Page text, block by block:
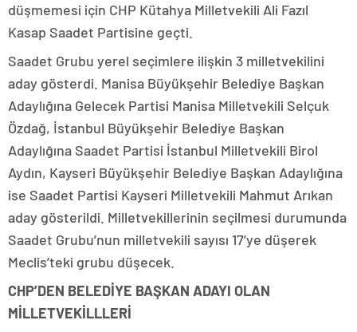
düşmemesi için CHP Kütahya Milletvekili Ali Fazıl
Kasap Saadet Partisine geçti.
Saadet Grubu yerel seçimlere ilişkin 3 milletvekilini
aday gösterdi. Manisa Büyükşehir Belediye Başkan
Adaylığına Gelecek Partisi Manisa Milletvekili Selçuk
Özdağ, İstanbul Büyükşehir Belediye Başkan
Adaylığına Saadet Partisi İstanbul Milletvekili Birol
Aydın, Kayseri Büyükşehir Belediye Başkan Adaylığına
ise Saadet Partisi Kayseri Milletvekili Mahmut Arıkan
aday gösterildi. Milletvekillerinin seçilmesi durumunda
Saadet Grubu’nun milletvekili sayısı 17’ye düşerek
Meclis’teki grubu düşecek.
CHP’DEN BELEDİYE BAŞKAN ADAYI OLAN
MİLLETVEKİLLLERİ